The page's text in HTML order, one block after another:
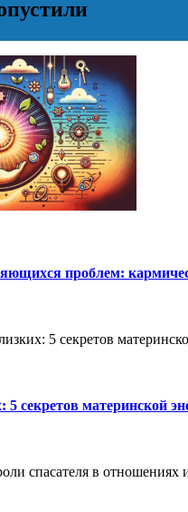
проблем:
5 секретов материнской